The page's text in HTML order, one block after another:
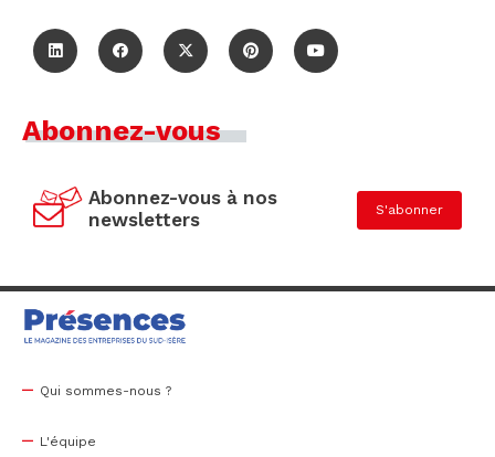
Abonnez-vous
Abonnez-vous à nos
newsletters
S'abonner
Qui sommes-nous ?
L'équipe